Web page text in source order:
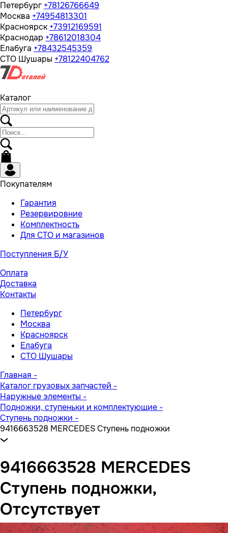
Петербург +78126766649
Москва +74954813301
Красноярск +73912169591
Краснодар +78612018304
Елабуга +78432545359
СТО Шушары +78122404762
Каталог
Покупателям
Гарантия
Резервировние
Комплектность
Для СТО и магазинов
Поступления Б/У
Оплата
Доставка
Контакты
Петербург
Москва
Красноярск
Елабуга
СТО Шушары
Главная -
Каталог грузовых запчастей -
Наружные элементы -
Подножки, ступеньки и комплектующие -
Ступень подножки -
9416663528 MERCEDES Ступень подножки
9416663528 MERCEDES
Ступень подножки,
Отсутствует